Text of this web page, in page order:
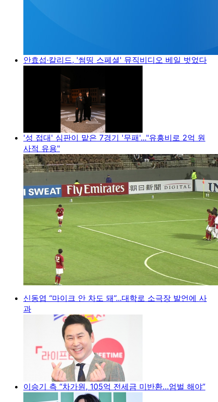
안효섭·칼리드, '썸띵 스페셜' 뮤직비디오 베일 벗었다
'성 접대' 심판이 맡은 7경기 '무패'..."유흥비로 2억 원
사적 유용"
신동엽 “마이크 안 차도 돼”...대학로 소극장 발언에 사
과
이승기 측 “차가원, 105억 전세금 미반환…엄벌 해야”